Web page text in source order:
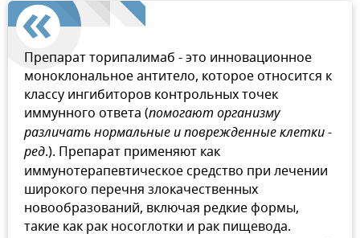
Препарат торипалимаб - это инновационное
моноклональное антитело, которое относится к
классу ингибиторов контрольных точек
иммунного ответа (помогают организму
различать нормальные и поврежденные клетки -
ред.). Препарат применяют как
иммунотерапевтическое средство при лечении
широкого перечня злокачественных
новообразований, включая редкие формы,
такие как рак носоглотки и рак пищевода.